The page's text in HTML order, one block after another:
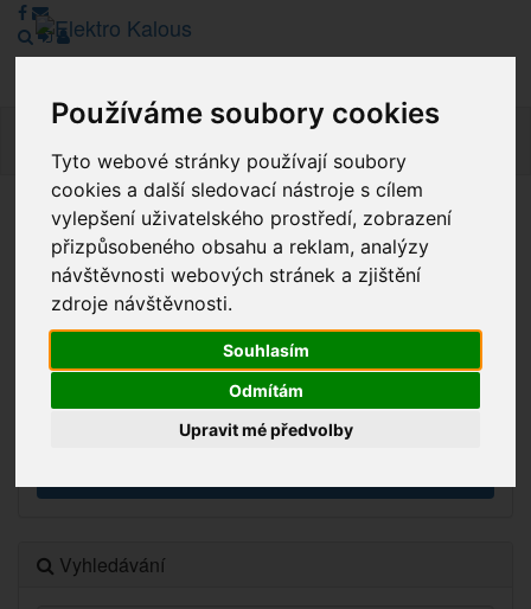
Používáme soubory cookies
Tyto webové stránky používají soubory
cookies a další sledovací nástroje s cílem
vylepšení uživatelského prostředí, zobrazení
přizpůsobeného obsahu a reklam, analýzy
návštěvnosti webových stránek a zjištění
zdroje návštěvnosti.
Souhlasím
Odmítám
Upravit mé předvolby
Vážení zákazníci, v tuto chvíli je Náš internetový obchod v
režimu Katalogu. Objednávky on-line nyní nelze vyřídit.
Děkujeme za pochopení.
Výprodej
Vyhledávání